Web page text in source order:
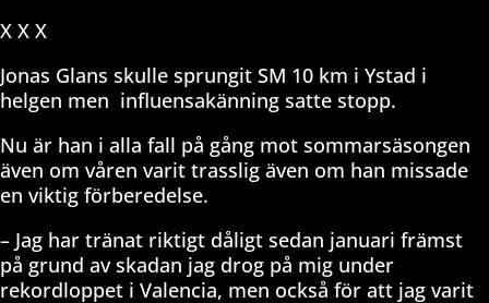
X X X
Jonas Glans skulle sprungit SM 10 km i Ystad i
helgen men influensakänning satte stopp.
Nu är han i alla fall på gång mot sommarsäsongen
även om våren varit trasslig även om han missade
en viktig förberedelse.
– Jag har tränat riktigt dåligt sedan januari främst
på grund av skadan jag drog på mig under
rekordloppet i Valencia, men också för att jag varit